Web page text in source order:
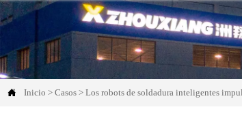
 Inicio > Casos > Los robots de soldadura inteligentes